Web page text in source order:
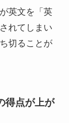
英文を「英
れてしまい
切ることが
得点が上が